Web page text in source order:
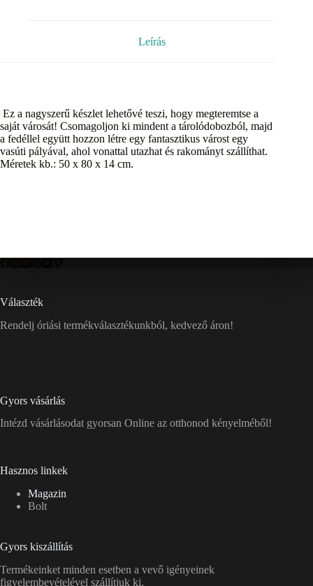
Leírás
Ez a nagyszerű készlet lehetővé teszi, hogy megteremtse a
saját városát! Csomagoljon ki mindent a tárolódobozból, majd
a fedéllel együtt hozzon létre egy fantasztikus várost egy
vasúti pályával, ahol vonattal utazhat és rakományt szállíthat.
Méretek kb.: 50 x 80 x 14 cm.
Választék
Rendelj óriási termékválasztékunkból, kedvező áron!
Gyors vásárlás
Intézd vásárlásodat gyorsan Online az otthonod kényelméből!
Hasznos linkek
Magazin
Bolt
Gyors kiszállítás
Termékeinket minden esetben a vevő igényeinek
figyelembevételével szállítjuk ki.